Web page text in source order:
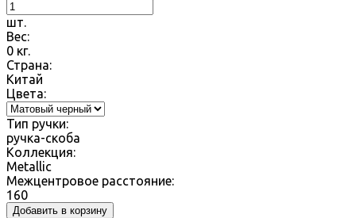
шт.
Вес:
0 кг.
Страна:
Китай
Цвета:
Тип ручки:
ручка-скоба
Коллекция:
Metallic
Межцентровое расстояние:
160
Добавить в корзину